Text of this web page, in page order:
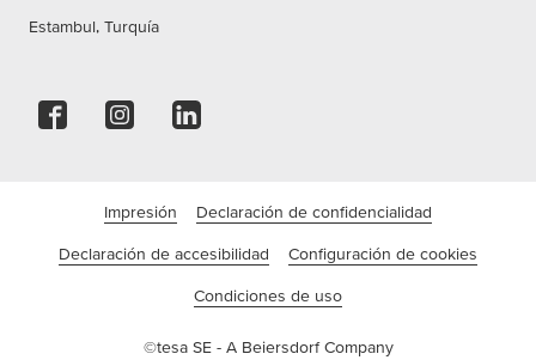
Estambul, Turquía
Impresión Declaración de confidencialidad
Declaración de accesibilidad Configuración de cookies
Condiciones de uso
©tesa SE - A Beiersdorf Company